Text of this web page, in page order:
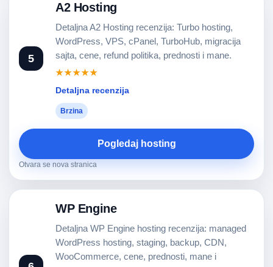
5
A2 Hosting
Detaljna A2 Hosting recenzija: Turbo hosting,
WordPress, VPS, cPanel, TurboHub, migracija
sajta, cene, refund politika, prednosti i mane.
★★★★★
Detaljna recenzija
Brzina
Pogledaj hosting
Otvara se nova stranica
WP Engine
Detaljna WP Engine hosting recenzija: managed
WordPress hosting, staging, backup, CDN,
WooCommerce, cene, prednosti, mane i